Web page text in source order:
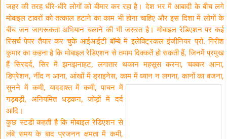
जहर की तरह धीरे-धीरे लोगों को बीमार कर रहा है। देश भर में आबादी के बीच लगे
मोबाइल टावरों को तत्काल हटाने का काम भी होना चाहिए और इस दिशा में लोगों के
बीच जन जागरूकता अभियान चलाने की भी जरुरत है। मोबाइल रेडिएशन पर कई
रिसर्च पेपर तैयार कर चुके आईआईटी बॉम्बे में इलेक्ट्रिकल इंजीनियर प्रो. गिरीश
कुमार का कहना है कि मोबाइल रेडिएशन से तमाम दिक्कतें हो सकती हैं, जिनमें प्रमुख
हैं सिरदर्द, सिर में झनझनाहट, लगातार थकान महसूस करना, चक्कर आना,
डिप्रेशन, नींद न आना, आंखों में ड्राइनेस, काम में ध्यानन लगना, कानों का बजना,
सुनने में कमी, याददाश्त में कमी, पाचन में
गड़बड़ी, अनियमित धड़कन, जोड़ों में दर्द
आदि।
कुछ स्टडी कहती है कि मोबाइल रेडिएशन से
लंबे समय के बाद प्रजनन क्षमता में कमी,